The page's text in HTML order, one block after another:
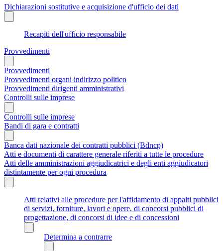
Dichiarazioni sostitutive e acquisizione d'ufficio dei dati
Recapiti dell'ufficio responsabile
Provvedimenti
Provvedimenti
Provvedimenti organi indirizzo politico
Provvedimenti dirigenti amministrativi
Controlli sulle imprese
Controlli sulle imprese
Bandi di gara e contratti
Banca dati nazionale dei contratti pubblici (Bdncp)
Atti e documenti di carattere generale riferiti a tutte le procedure
Atti delle amministrazioni aggiudicatrici e degli enti aggiudicatori
distintamente per ogni procedura
Atti relativi alle procedure per l'affidamento di appalti pubblici
di servizi, forniture, lavori e opere, di concorsi pubblici di
progettazione, di concorsi di idee e di concessioni
Determina a contrarre